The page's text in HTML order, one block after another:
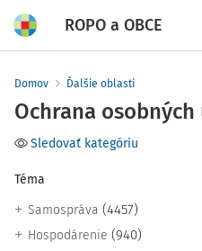
ROPO a OBCE
Domov Ďalšie oblasti
Ochrana
Sledovať kategóriu
Téma
Samospráva (4457)
Hospodárenie (940)